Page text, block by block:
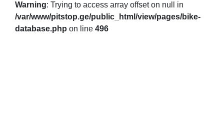
Warning: Trying to access array offset on null in
/var/www/pitstop.ge/public_html/view/pages/bike-
database.php on line 496